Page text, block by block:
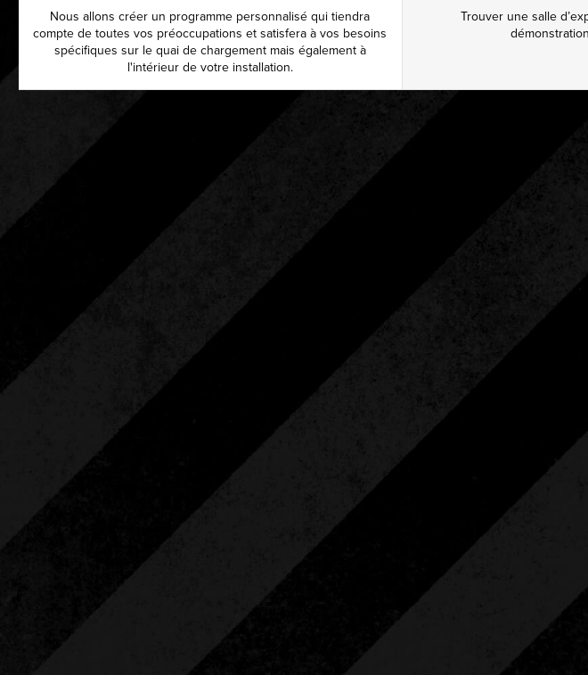
Nous allons créer un programme personnalisé qui tiendra
compte de toutes vos préoccupations et satisfera à vos besoins
spécifiques sur le quai de chargement mais également à
l'intérieur de votre installation.
Trouver une salle